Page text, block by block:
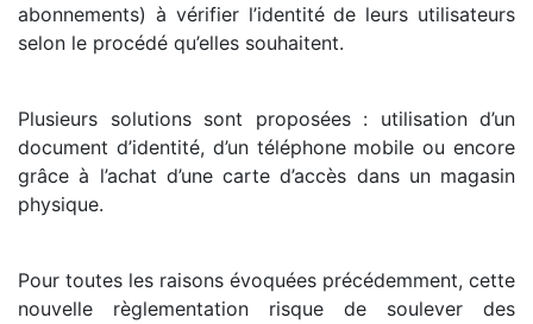
abonnements) à vérifier l’identité de leurs utilisateurs
selon le procédé qu’elles souhaitent.
Plusieurs solutions sont proposées : utilisation d’un
document d’identité, d’un téléphone mobile ou encore
grâce à l’achat d’une carte d’accès dans un magasin
physique.
Pour toutes les raisons évoquées précédemment, cette
nouvelle règlementation risque de soulever des